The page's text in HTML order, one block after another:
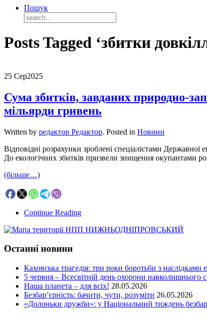
Пошук
Posts Tagged ‘збитки
25 Сер2025
Сума збитків, завданих природно-
мільярди гривень
Written by редактор Редактор. Posted in Новини
Відповідні розрахунки зроблені спеціалістами
До екологічних збитків призвели знищення окупантами
(більше…)
Continue Reading
Останні новини
Каховська трагедія: три роки боротьби з наслідками
5 червня – Всесвітній день охорони навколишнього
Наша планета – для всіх! 28.05.2026
Безбар’єрність: бачити, чути, розуміти 26.05.2026
«Долоньки дружби»: у Національний тиждень